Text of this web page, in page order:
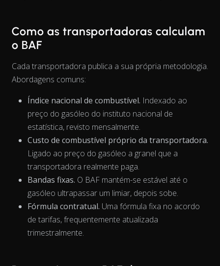
The chart has 1 X axis displaying Time. Data ranges from
Como as transportadoras calculam
o BAF
Cada transportadora publica a sua própria metodologia.
Abordagens comuns:
Índice nacional de combustível. Indexado ao
preço do gasóleo do instituto nacional de
estatística, revisto mensalmente.
Custo de combustível próprio da transportadora.
Ligado ao preço do gasóleo a granel que a
transportadora realmente paga.
Bandas fixas. O BAF mantém-se estável até o
gasóleo ultrapassar um limiar, depois sobe.
Fórmula contratual. Uma fórmula fixa no acordo
de tarifas, frequentemente atualizada
trimestralmente.